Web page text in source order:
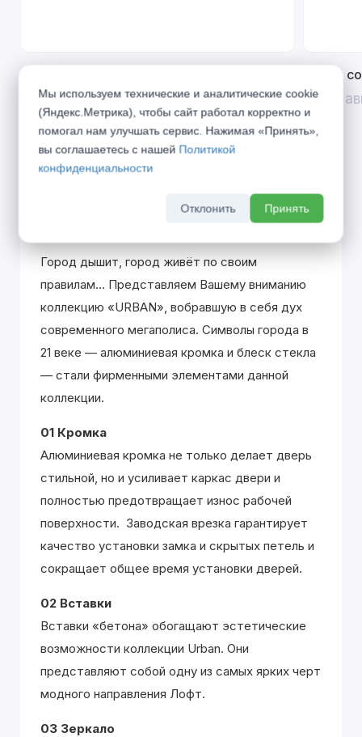
скидка 10% на межкомнатные двери при
покупке входной двери
До 31 августа 2026 г
Divilux
До 31
Город дышит, город живёт по своим
правилам... Представляем Вашему вниманию
коллекцию «URBAN», вобравшую в себя дух
современного мегаполиса. Символы города в
21 веке — алюминиевая кромка и блеск стекла
— стали фирменными элементами данной
коллекции.
01 Кромка
Алюминиевая кромка не только делает дверь
стильной, но и усиливает каркас двери и
полностью предотвращает износ рабочей
поверхности. Заводская врезка гарантирует
качество установки замка и скрытых петель и
сокращает общее время установки дверей.
02 Вставки
Вставки «бетона» обогащают эстетические
возможности коллекции Urban. Они
представляют собой одну из самых ярких черт
модного направления Лофт.
03 Зеркало
Мы используем технические и аналитические cookie
(Яндекс.Метрика), чтобы сайт работал корректно и
помогал нам улучшать сервис. Нажимая «Принять»,
вы соглашаетесь с нашей Политикой
конфиденциальности
Отклонить Принять